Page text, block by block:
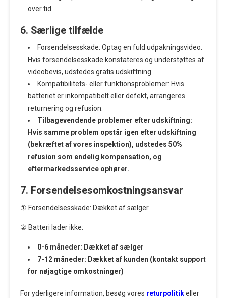
over tid
6. Særlige tilfælde
Forsendelsesskade: Optag en fuld udpakningsvideo.
Hvis forsendelsesskade konstateres og understøttes af
videobevis, udstedes gratis udskiftning.
Kompatibilitets- eller funktionsproblemer: Hvis
batteriet er inkompatibelt eller defekt, arrangeres
returnering og refusion.
Tilbagevendende problemer efter udskiftning:
Hvis samme problem opstår igen efter udskiftning
(bekræftet af vores inspektion), udstedes 50%
refusion som endelig kompensation, og
eftermarkedsservice ophører.
7. Forsendelsesomkostningsansvar
① Forsendelsesskade: Dækket af sælger
② Batteri lader ikke:
0-6 måneder: Dækket af sælger
7-12 måneder: Dækket af kunden (kontakt support
for nøjagtige omkostninger)
For yderligere information, besøg vores returpolitikeller